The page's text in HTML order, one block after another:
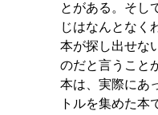
とがある。そし
じはなんとなく
本が探し出せな
のだと言うこと
本は、実際にあ
トルを集めた本